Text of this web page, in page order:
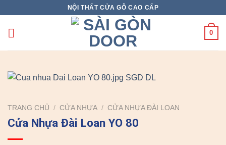
content
NỘI THẤT CỬA GỖ CAO CẤP
0
TRANG CHỦ / CỬA NHỰA / CỬA NHỰA ĐÀI LOAN
Cửa Nhựa Đài Loan YO 80